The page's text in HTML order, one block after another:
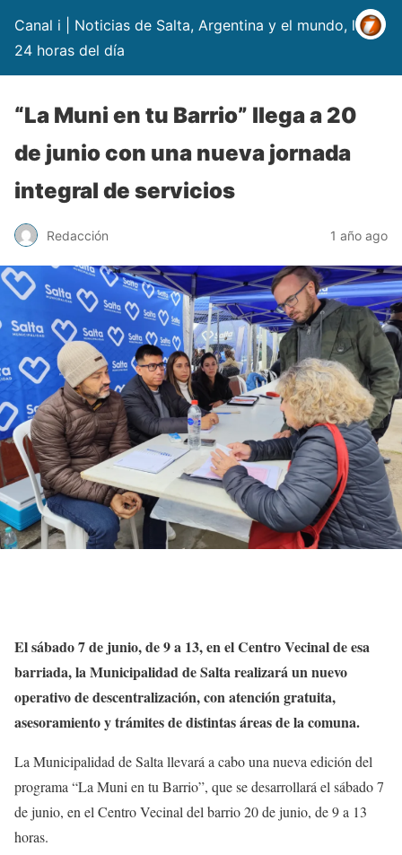
Canal i | Noticias de Salta, Argentina y el mundo, las
24 horas del día
“La Muni en tu Barrio” llega a 20
de junio con una nueva jornada
integral de servicios
Redacción 1 año ago
El sábado 7 de junio, de 9 a 13, en el Centro Vecinal de esa
barriada, la Municipalidad de Salta realizará un nuevo
operativo de descentralización, con atención gratuita,
asesoramiento y trámites de distintas áreas de la comuna.
La Municipalidad de Salta llevará a cabo una nueva edición del
programa “La Muni en tu Barrio”, que se desarrollará el sábado 7
de junio, en el Centro Vecinal del barrio 20 de junio, de 9 a 13
horas.